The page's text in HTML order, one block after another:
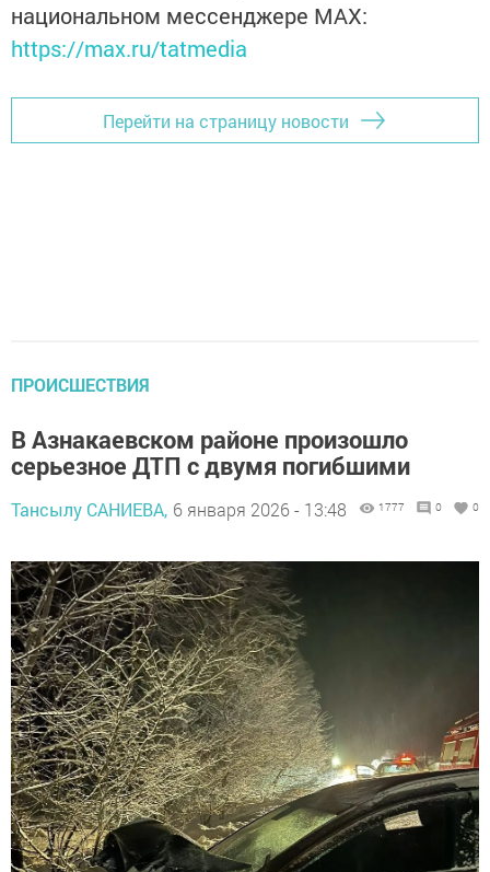
национальном мессенджере MАХ:
https://max.ru/tatmedia
Перейти на страницу новости
ПРОИСШЕСТВИЯ
В Азнакаевском районе произошло
серьезное ДТП с двумя погибшими
Тансылу САНИЕВА, 6 января 2026 - 13:48 1777 0 0